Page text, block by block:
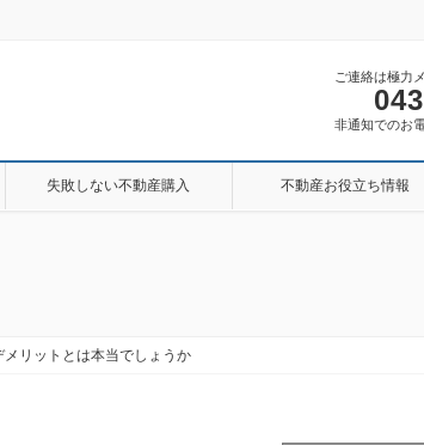
ご連絡は極力
非通知でのお
失敗しない不動産購入 不動産お役立ち情報
リットとは本当でしょうか